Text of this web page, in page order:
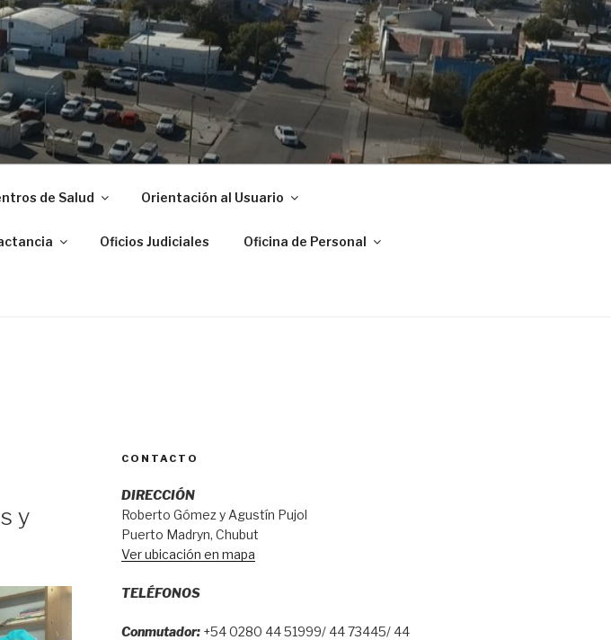
MADRYN
de Salud Orientación al Usuario
Oficios Judiciales Oficina de Personal
y
CONTACTO
DIRECCIÓN
Roberto Gómez y Agustín Pujol
Puerto Madryn, Chubut
Ver ubicación en mapa
TELÉFONOS
Conmutador:+54 0280 44 51999/ 44 73445/ 44